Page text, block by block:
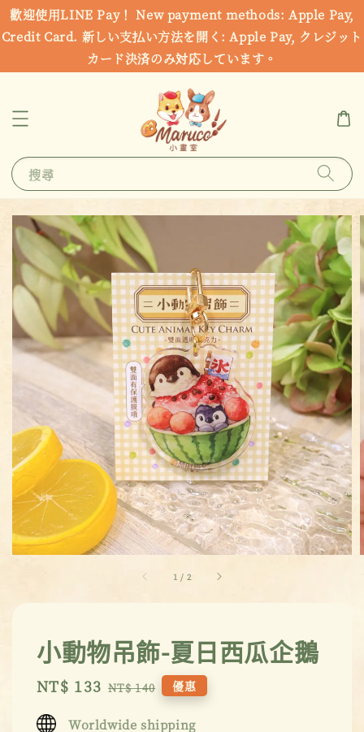
歡迎使用LINE Pay！ New payment methods: Apple Pay,
Credit Card. 新しい支払い方法を開く: Apple Pay, クレジット
カード決済のみ対応しています。
搜尋
1 / 2
小動物吊飾-夏日西瓜企鵝
Sale
NT$ 133 Regular
NT$ 140 優惠
Worldwide shipping